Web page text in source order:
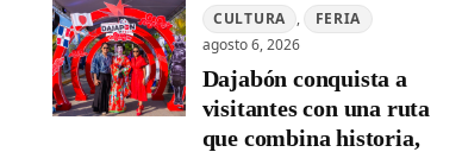
CULTURA ,
FERIA
agosto 6, 2026
Dajabón conquista a
visitantes con una ruta
que combina historia,